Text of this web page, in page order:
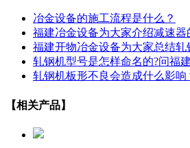
冶金设备的施工流程是什么？
福建冶金设备为大家介绍减速器
福建开物冶金设备为大家总结
轧钢机型号是怎样命名的?问福
轧钢机板形不良会造成什么影
【相关产品】